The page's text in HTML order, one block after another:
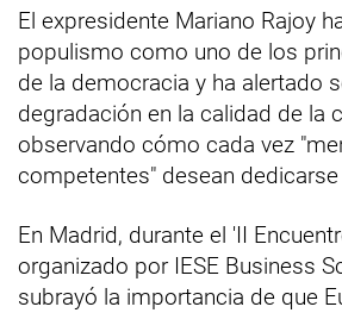
El expresidente Mariano Rajoy
populismo como uno de los
de la democracia y ha alertado
degradación en la calidad de la
observando cómo cada vez
competentes" desean dedicarse
En Madrid, durante el 'II
organizado por IESE Business
subrayó la importancia de que